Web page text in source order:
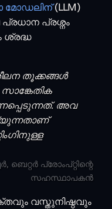
മോഡലിന്(LLM)
പ്രധാന പ്രശ്നം
ശ്രദ്ധ
തൂക്കങ്ങൾ
അവ
പ്രോംപ്റ്റിന്റെ
സഹസ്ഥാപകൻ
വസ്തുനിഷ്ഠവും